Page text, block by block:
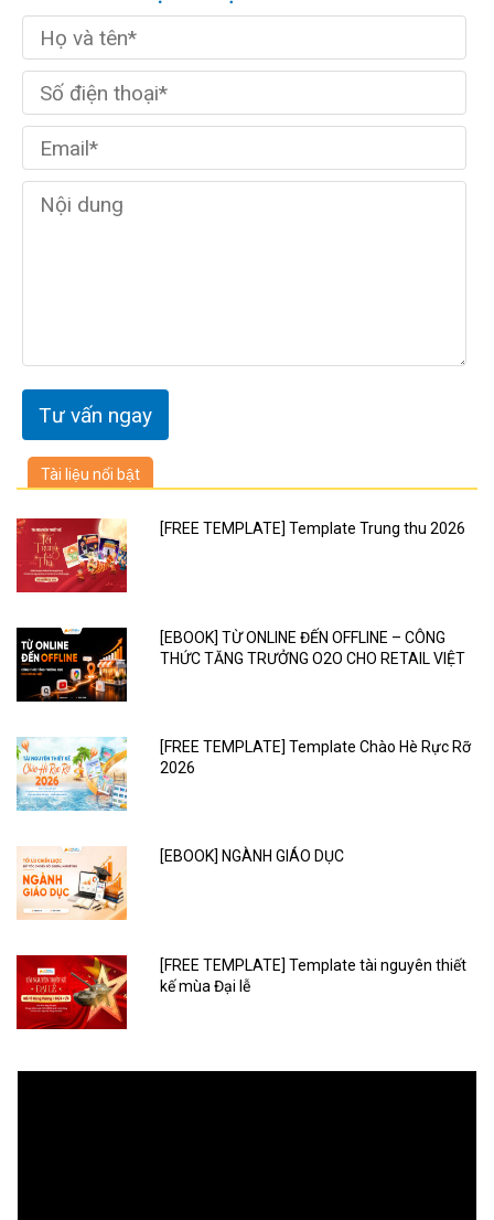
Tài liệu nổi bật
[FREE TEMPLATE] Template Trung thu 2026
[EBOOK] TỪ ONLINE ĐẾN OFFLINE – CÔNG
THỨC TĂNG TRƯỞNG O2O CHO RETAIL VIỆT
[FREE TEMPLATE] Template Chào Hè Rực Rỡ
2026
[EBOOK] NGÀNH GIÁO DỤC
[FREE TEMPLATE] Template tài nguyên thiết
kế mùa Đại lễ